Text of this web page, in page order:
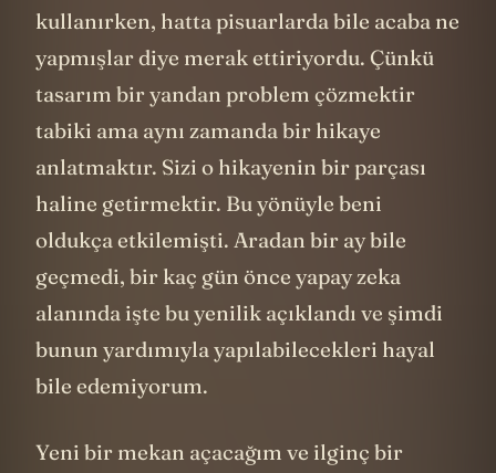
kullanırken, hatta pisuarlarda bile acaba ne
yapmışlar diye merak ettiriyordu. Çünkü
tasarım bir yandan problem çözmektir
tabiki ama aynı zamanda bir hikaye
anlatmaktır. Sizi o hikayenin bir parçası
haline getirmektir. Bu yönüyle beni
oldukça etkilemişti. Aradan bir ay bile
geçmedi, bir kaç gün önce yapay zeka
alanında işte bu yenilik açıklandı ve şimdi
bunun yardımıyla yapılabilecekleri hayal
bile edemiyorum.
Yeni bir mekan açacağım ve ilginç bir